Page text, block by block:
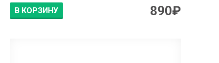
В КОРЗИНУ 890₽